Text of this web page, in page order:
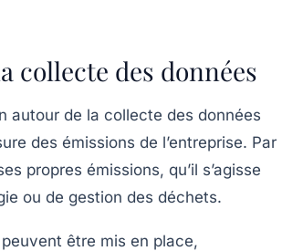
collecte des données
autour de la collecte des données
des émissions de l’entreprise. Par
propres émissions, qu’il s’agisse
ou de gestion des déchets.
être mis en place,